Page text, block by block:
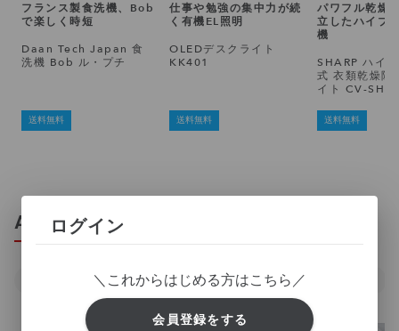
フランス製食洗機、Bob
で楽しく時短
Daan Tech Japan 食
洗機 Bob ル・プチ
送料無料
仕事や勉強の集中力が続
く有機EL照明
OLEDデスクライト
KK401
送料無料
パワフル乾燥
立したハイブ
機
SHARP ハイ
式 衣類乾燥除
イト CV-
送料無料
AV・IT
プロジェクター スピーカー ヘッドホン・イヤホン
ログイン
＼これからはじめる方はこちら／
会員登録をする